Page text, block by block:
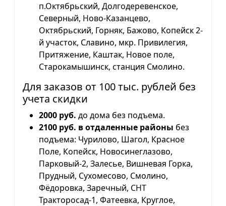
п.Октябрьский, Долгодеревенское,
Северный, Ново-Казанцево,
Октябрьский, Горняк, Бажово, Копейск 2-
й участок, Славино, мкр. Привилегия,
Притяжение, Каштак, Новое поле,
Старокамышинск, станция Смолино.
Для заказов от 100 тыс. рублей без
учета скидки
2000 руб. до дома без подъема.
2100 руб. в отдаленные районы без
подъема: Чурилово, Шагол, Красное
Поле, Копейск, Новосинеглазово,
Парковый-2, Залесье, Вишневая Горка,
Прудный, Сухомесово, Смолино,
Фёдоровка, Заречный, СНТ
Тракторосад-1, Фатеевка, Круглое,